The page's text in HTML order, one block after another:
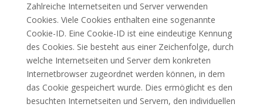
Zahlreiche Internetseiten und Server verwenden
Cookies. Viele Cookies enthalten eine sogenannte
Cookie-ID. Eine Cookie-ID ist eine eindeutige Kennung
des Cookies. Sie besteht aus einer Zeichenfolge, durch
welche Internetseiten und Server dem konkreten
Internetbrowser zugeordnet werden können, in dem
das Cookie gespeichert wurde. Dies ermöglicht es den
besuchten Internetseiten und Servern, den individuellen